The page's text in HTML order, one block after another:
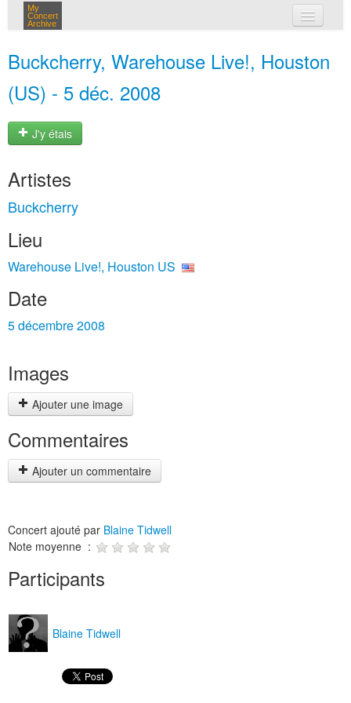
My
Concert
Archive
Buckcherry, Warehouse Live!, Houston
(US) - 5 déc. 2008
J'y étais
Artistes
Buckcherry
Lieu
Warehouse Live!, Houston US
Date
5 décembre 2008
Images
Ajouter une image
Commentaires
Ajouter un commentaire
Concert ajouté par Blaine Tidwell
Note moyenne :
Participants
Blaine Tidwell